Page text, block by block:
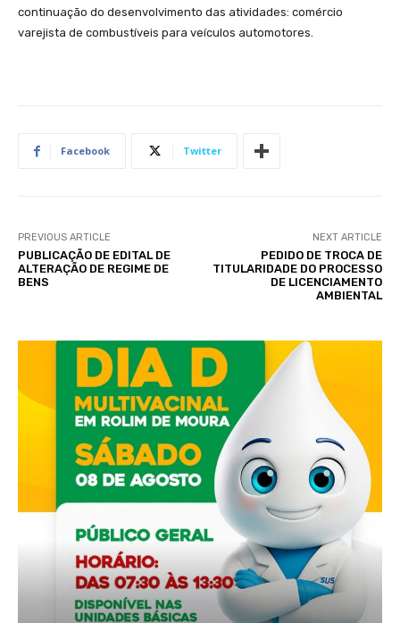
continuação do desenvolvimento das atividades: comércio
varejista de combustíveis para veículos automotores.
Facebook Twitter
PREVIOUS ARTICLE
PUBLICAÇÃO DE EDITAL DE
ALTERAÇÃO DE REGIME DE
BENS
NEXT ARTICLE
PEDIDO DE TROCA DE
TITULARIDADE DO PROCESSO
DE LICENCIAMENTO
AMBIENTAL